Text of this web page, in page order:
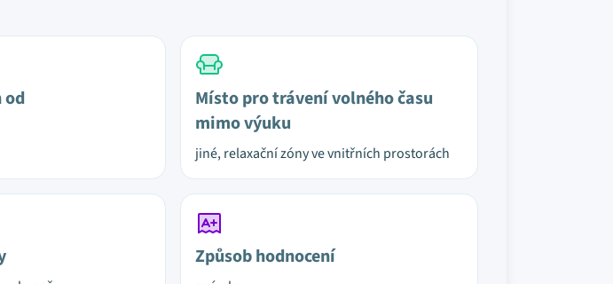
od
Místo pro trávení volného času
mimo výuku
jiné, relaxační zóny ve vnitřních prostorách
Způsob hodnocení